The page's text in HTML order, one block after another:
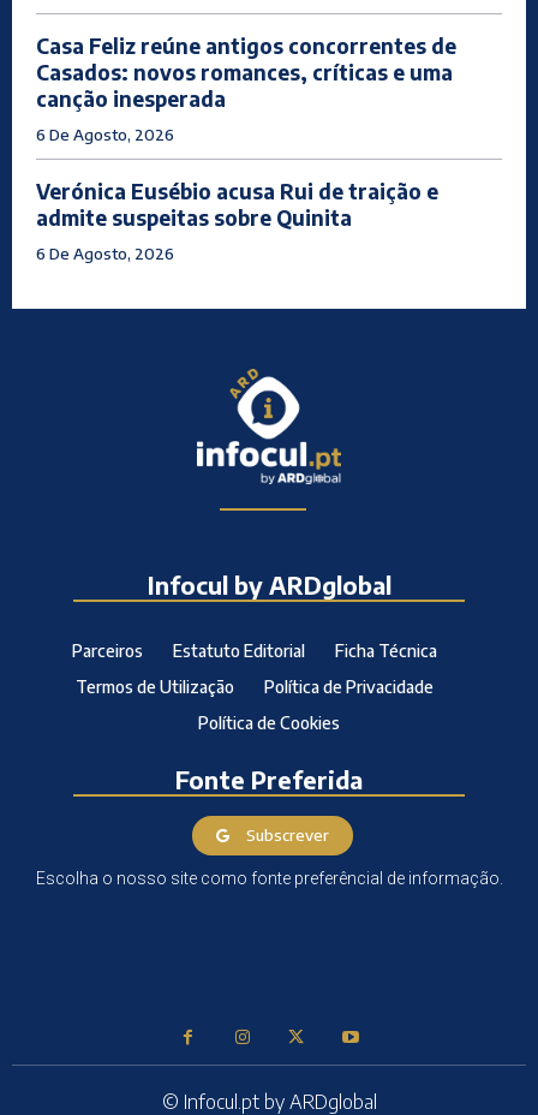
Casa Feliz reúne antigos concorrentes de
Casados: novos romances, críticas e uma
canção inesperada
6 De Agosto, 2026
Verónica Eusébio acusa Rui de traição e
admite suspeitas sobre Quinita
6 De Agosto, 2026
Infocul by ARDglobal
Parceiros Estatuto Editorial
Ficha Técnica
Termos de Utilização
Política de Privacidade
Política de Cookies
Fonte Preferida
Subscrever
Escolha o nosso site como fonte preferêncial de informação.
© Infocul.pt by ARDglobal